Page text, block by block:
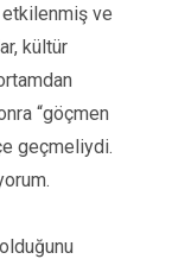
ve
kültür
“göçmen
geçmeliydi.